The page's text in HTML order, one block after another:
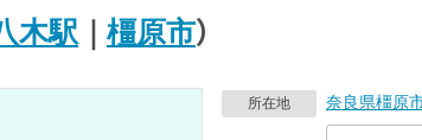
木駅 橿原市）
所在地 奈良県橿原